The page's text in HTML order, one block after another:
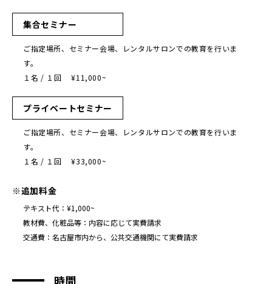
集合セミナー
ご指定場所、セミナー会場、レンタルサロンでの教育を行いま
す。
１名 / １回 ¥11,000~
プライベートセミナー
ご指定場所、セミナー会場、レンタルサロンでの教育を行いま
す。
１名 / １回 ¥33,000~
※追加料金
テキスト代：¥1,000~
教材費、化粧品等：内容に応じて実費請求
交通費：名古屋市内から、公共交通機関にて実費請求
時間